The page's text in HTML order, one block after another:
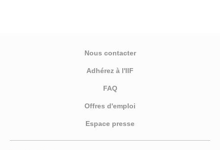
Nous contacter
Adhérez à l'IIF
FAQ
Offres d'emploi
Espace presse